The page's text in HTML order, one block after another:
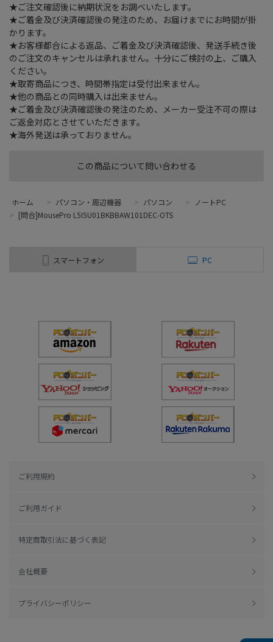
この商品について問い合わせる
★ご注文確認後に納期状況をお調べいたします。
★ご着金及び決済確認後の発注のため、お届けまでにお時間が掛
かります。
★お客様都合による返品、ご着金及び決済確認後、発送手続き後
のご注文のキャンセルは承れません。十分にご検討の上、ご購入
ください。
★取寄商品につき、時間帯指定は受付出来ません。
★他の商品との同時購入は出来ません。
★ご着金及び決済確認後の発注のため、メーカー受注不可の際は
ご返金対応とさせていただきます。
★海外発送は承っておりません。
ホーム > パソコン・周辺機器 > パソコン >
ノートPC
> [問合]MousePro L5I5U01BKBBAW101DEC-OTS
スマートフォン PC
ご利用規約
ご利用ガイド
特定商取引法に基づく表記
会社概要
プライバシーポリシー